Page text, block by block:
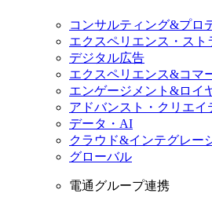
コンサルティング&プロ
エクスペリエンス・スト
デジタル広告
エクスペリエンス&コマ
エンゲージメント&ロイ
アドバンスト・クリエイ
データ・AI
クラウド&インテグレー
グローバル
電通グループ連携